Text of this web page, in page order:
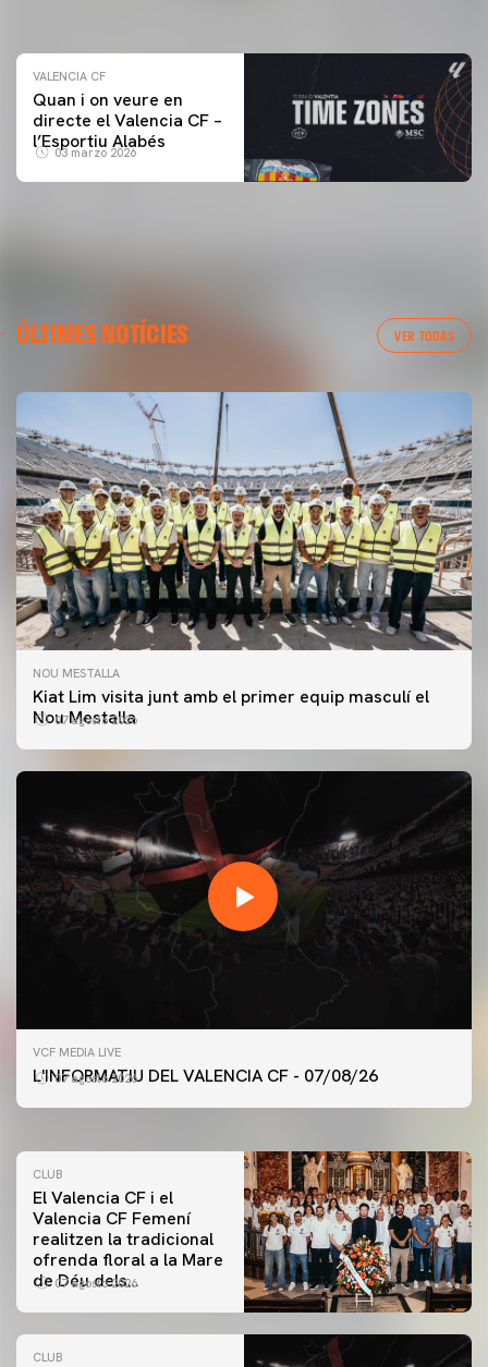
VALENCIA CF
Quan i on veure en
directe el Valencia CF –
l’Esportiu Alabés
03 marzo 2026
ÚLTIMES NOTÍCIES VER TODAS
NOU MESTALLA
Kiat Lim visita junt amb el primer equip masculí el
Nou Mestalla
07 agosto 2026
VCF MEDIA LIVE
L'INFORMATIU DEL VALENCIA CF - 07/08/26
07 agosto 2026
PRIMER EQUIP
ENTRENAMENT DEL VALENCIA CF 7/8/2026
CLUB
El Valencia CF i el
Valencia CF Femení
realitzen la tradicional
ofrenda floral a la Mare
de Déu dels
07 agosto 2026
CLUB